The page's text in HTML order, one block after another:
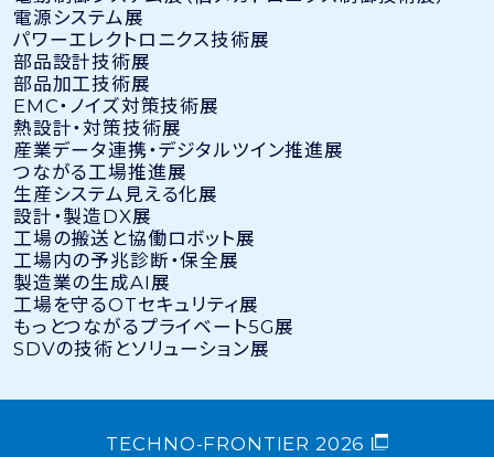
電源システム展
パワーエレクトロニクス技術展
部品設計技術展
部品加工技術展
EMC・ノイズ対策技術展
熱設計・対策技術展
産業データ連携・デジタルツイン推進展
つながる工場推進展
生産システム見える化展
設計・製造DX展
工場の搬送と協働ロボット展
工場内の予兆診断・保全展
製造業の生成AI展
工場を守るOTセキュリティ展
もっとつながるプライベート5G展
SDVの技術とソリューション展
TECHNO-FRONTIER 2026